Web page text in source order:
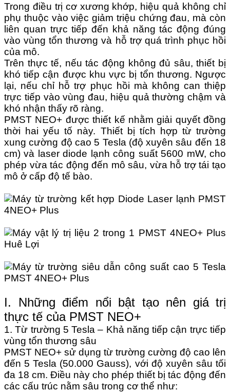
Trong điều trị cơ xương khớp, hiệu quả không chỉ
phụ thuộc vào việc giảm triệu chứng đau, mà còn
liên quan trực tiếp đến khả năng tác động đúng
vào vùng tổn thương và hỗ trợ quá trình phục hồi
của mô.
Trên thực tế, nếu tác động không đủ sâu, thiết bị
khó tiếp cận được khu vực bị tổn thương. Ngược
lại, nếu chỉ hỗ trợ phục hồi mà không can thiệp
trực tiếp vào vùng đau, hiệu quả thường chậm và
khó nhận thấy rõ ràng.
PMST NEO+ được thiết kế nhằm giải quyết đồng
thời hai yếu tố này. Thiết bị tích hợp từ trường
xung cường độ cao 5 Tesla (độ xuyên sâu đến 18
cm) và laser diode lạnh công suất 5600 mW, cho
phép vừa tác động đến mô sâu, vừa hỗ trợ tái tạo
mô ở cấp độ tế bào.
I. Những điểm nổi bật tạo nên giá trị
thực tế của PMST NEO+
1. Từ trường 5 Tesla – Khả năng tiếp cận trực tiếp
vùng tổn thương sâu
PMST NEO+ sử dụng từ trường cường độ cao lên
đến 5 Tesla (50.000 Gauss), với độ xuyên sâu tối
đa 18 cm. Điều này cho phép thiết bị tác động đến
các cấu trúc nằm sâu trong cơ thể như: